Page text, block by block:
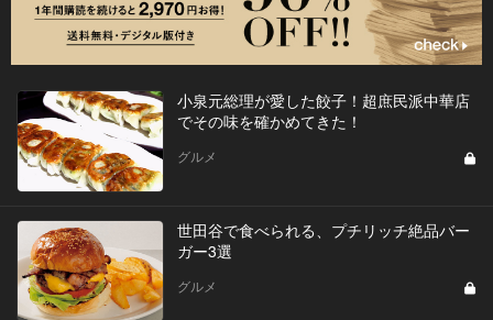
小泉元総理が愛した餃子！超庶民派中華店
でその味を確かめてきた！
グルメ
世田谷で食べられる、プチリッチ絶品バー
ガー3選
グルメ